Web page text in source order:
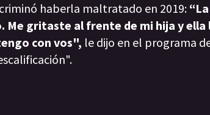
haberla maltratado en 2019:
Me gritaste al frente de mi hija y
con vos", le dijo en el programa